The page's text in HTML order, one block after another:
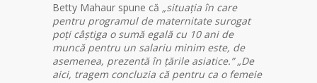
Betty Mahaur spune că „situația în care
pentru programul de maternitate surogat
poți câștiga o sumă egală cu 10 ani de
muncă pentru un salariu minim este, de
asemenea, prezentă în țările asiatice.” „De
aici, tragem concluzia că pentru ca o femeie